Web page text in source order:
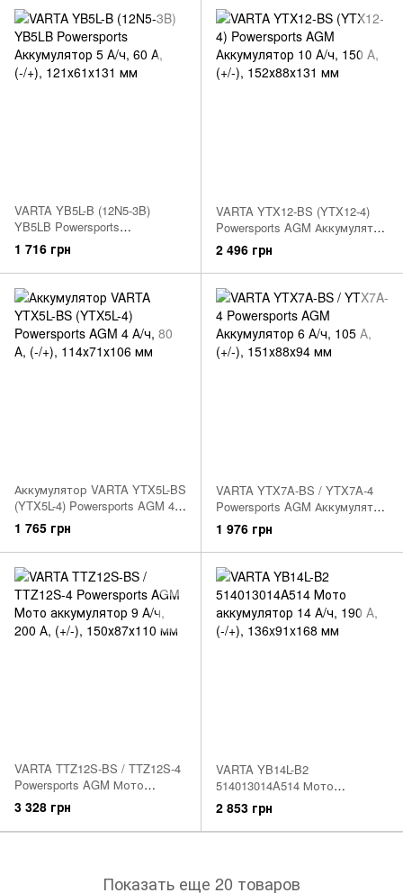
VARTA YB5L-B (12N5-3B)
YB5LB Powersports
Аккумулятор 5 А/ч, 60 А, (-/+),
121х61х131 мм
1 716 грн
VARTA YTX12-BS (YTX12-4)
Powersports AGM Аккумулятор
10 А/ч, 150 А, (+/-), 152х88х131
мм
2 496 грн
Аккумулятор VARTA YTX5L-BS
(YTX5L-4) Powersports AGM 4
А/ч, 80 А, (-/+), 114х71х106 мм
1 765 грн
VARTA YTX7A-BS / YTX7A-4
Powersports AGM Аккумулятор
6 А/ч, 105 А, (+/-), 151х88х94
мм
1 976 грн
VARTA TTZ12S-BS / TTZ12S-4
Powersports AGM Мото
аккумулятор 9 А/ч, 200 А, (+/-),
150х87х110 мм
3 328 грн
VARTA YB14L-B2
514013014A514 Мото
аккумулятор 14 А/ч, 190 А,
(-/+), 136x91x168 мм
2 853 грн
Показать еще 20 товаров